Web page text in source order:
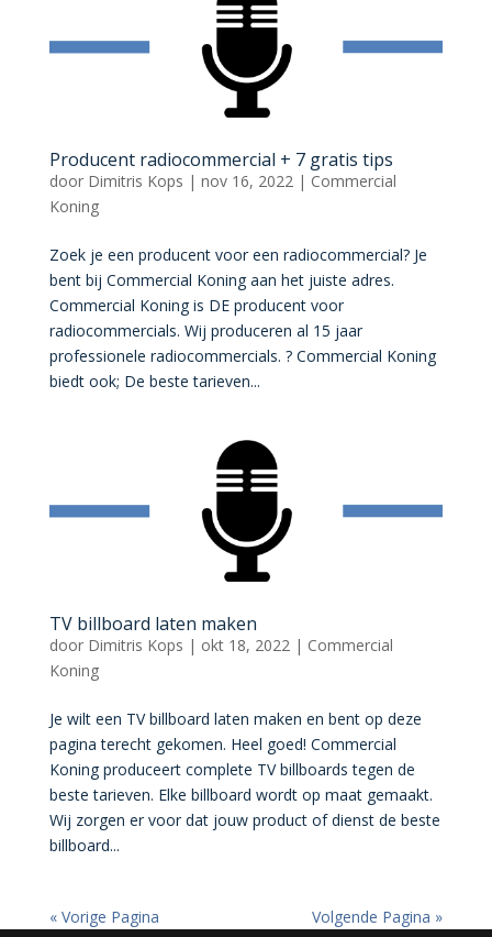
Producent radiocommercial + 7 gratis tips
door Dimitris Kops | nov 16, 2022| Commercial
Koning
Zoek je een producent voor een radiocommercial? Je
bent bij Commercial Koning aan het juiste adres.
Commercial Koning is DE producent voor
radiocommercials. Wij produceren al 15 jaar
professionele radiocommercials. ?️ Commercial Koning
biedt ook; De beste tarieven...
TV billboard laten maken
door Dimitris Kops | okt 18, 2022 | Commercial
Koning
Je wilt een TV billboard laten maken en bent op deze
pagina terecht gekomen. Heel goed! Commercial
Koning produceert complete TV billboards tegen de
beste tarieven. Elke billboard wordt op maat gemaakt.
Wij zorgen er voor dat jouw product of dienst de beste
billboard...
« Vorige Pagina Volgende Pagina »